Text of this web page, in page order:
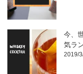
今、
気ラ
2019/